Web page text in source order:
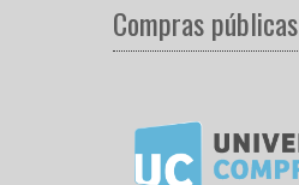
Compras públicas